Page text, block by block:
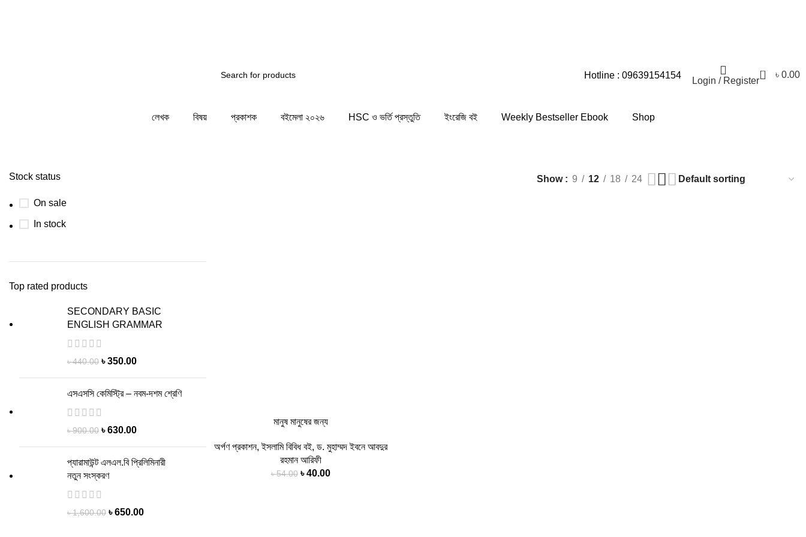
Hotline : 09639154154
Login / Register
0 ৳ 0.00
লেখক বিষয় প্রকাশক বইমেলা ২০২৬ HSC ও ভর্তি প্রস্তুতি ইংরেজি বই Weekly Bestseller Ebook Shop
Stock status
On sale
In stock
Top rated products
SECONDARY BASIC
ENGLISH GRAMMAR
৳440.00 ৳350.00
এসএসসি কেমিস্ট্রি – নবম-দশম শ্রেণি
৳900.00 ৳630.00
প্যারামাউন্ট এলএল.বি প্রিলিমিনারী
নতুন সংস্করণ
৳1,600.00 ৳650.00
Show 9 12 18 24
মানুষ মানুষের জন্য
অর্পণ প্রকাশন,ইসলামি বিবিধ বই, ড. মুহাম্মদ ইবনে আবদুর
রহমান আরিফী
৳54.00 ৳40.00